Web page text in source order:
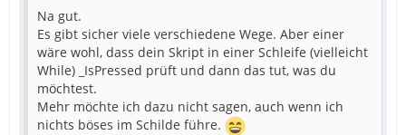
Na gut.
Es gibt sicher viele verschiedene Wege. Aber einer
wäre wohl, dass dein Skript in einer Schleife (vielleicht
While) _IsPressed prüft und dann das tut, was du
möchtest.
Mehr möchte ich dazu nicht sagen, auch wenn ich
nichts böses im Schilde führe.